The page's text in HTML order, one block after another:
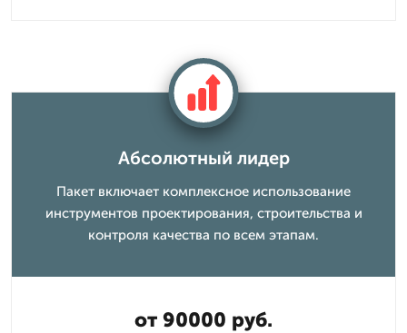
Абсолютный лидер
Пакет включает комплексное использование
инструментов проектирования, строительства и
контроля качества по всем этапам.
от 90000 руб.